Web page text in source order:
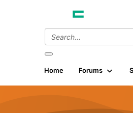
Home Forums